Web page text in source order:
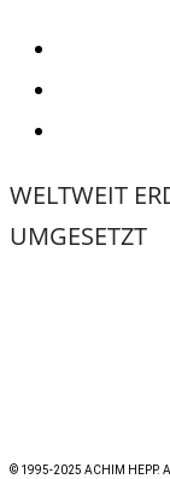
WELTWEIT
UMGESETZT
© 1995-2025 ACHIM HEPP.